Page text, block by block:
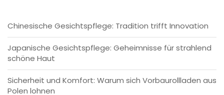
Chinesische Gesichtspflege: Tradition trifft Innovation
Japanische Gesichtspflege: Geheimnisse für strahlend
schöne Haut
Sicherheit und Komfort: Warum sich Vorbaurollladen aus
Polen lohnen